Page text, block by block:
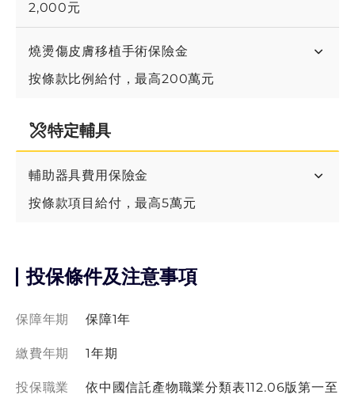
2,000元
燒燙傷皮膚移植手術保險金
按條款比例給付，最高200萬元
特定輔具
輔助器具費用保險金
按條款項目給付，最高5萬元
投保條件及注意事項
保障年期 保障1年
繳費年期 1年期
投保職業
依中國信託產物職業分類表112.06版第⼀⾄